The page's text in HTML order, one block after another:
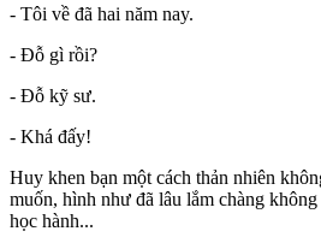
- Tôi về đã hai năm nay.
- Đỗ gì rồi?
- Đỗ kỹ sư.
- Khá đấy!
Huy khen bạn một cách thản nhiên
muốn, hình như đã lâu lắm chàng
học hành...